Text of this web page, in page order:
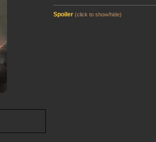
Spoiler (click to show/hide)